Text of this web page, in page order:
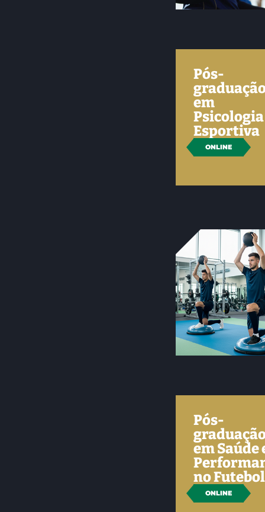
Pós-
em
Psicologia
Esportiva
ONLINE
Pós-
em Saúde
no Futebol
ONLINE